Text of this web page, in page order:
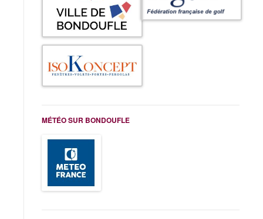
MÉTÉO SUR BONDOUFLE